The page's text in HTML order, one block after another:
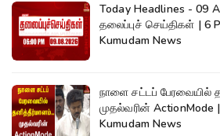
Today Headlines - 09
தலைப்புச் செய்திகள் | 6
Kumudam News
நாளை சட்டப் பேரவையில்
முதல்வரின் ActionMode
Kumudam News